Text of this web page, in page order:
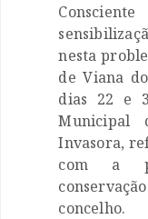
nesta
de Viana
dias 22 e
Municipal
Invasora,
com a
concelho.